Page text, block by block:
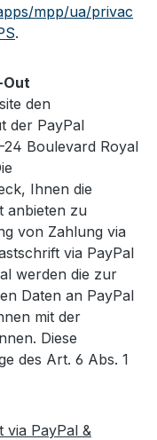
mpp/ua/privac
.
Out
den
der PayPal
24 Boulevard Royal
Ihnen die
anbieten zu
von Zahlung via
via PayPal
werden die zur
Daten an PayPal
mit der
Diese
des Art. 6 Abs. 1
via PayPal &